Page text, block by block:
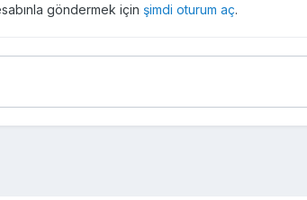
göndermek için şimdi oturum aç.